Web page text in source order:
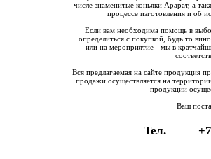
числе знаменитые коньяки Арарат, а
процессе изготовления и об
Если вам необходима помощь в
определиться с покупкой, будь то
или на мероприятие - мы в
Вся предлагаемая на сайте продукция
продажи осуществляется на
продукции
Ваш
Тел.